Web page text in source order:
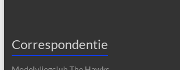
Correspondentie